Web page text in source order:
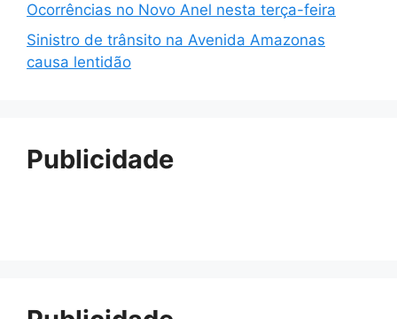
Ocorrências no Novo Anel nesta terça-feira
Sinistro de trânsito na Avenida Amazonas
causa lentidão
Publicidade